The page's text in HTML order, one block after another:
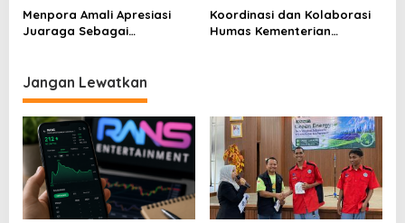
Berjalan dengan Baik
Menpora Amali Apresiasi
Juaraga Sebagai
Dunia U-20
Koordinasi dan Kolaborasi
Humas Kementerian
Jangan Lewatkan